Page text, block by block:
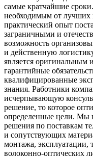
самые кратчайшие
необходимым от
практический опыт
заграничными и
возможность
и действенную
является оригинальным
гарантийные
квалифицированные
знания. Работники
исчерпывающую
решение, то которое
определенные цели. Мы
решения по поставкам
и сопутствующих
монтажа, эксплуатации,
волоконно-оптических